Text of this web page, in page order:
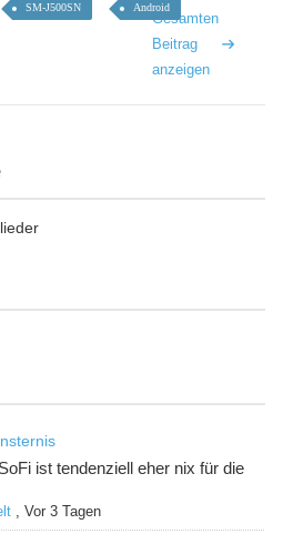
SM-J500SN Android
Gesamten
Beitrag
anzeigen
ist tendenziell eher nix für die
,Vor 3 Tagen